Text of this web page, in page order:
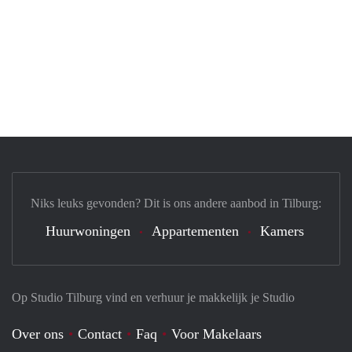
Op Studio Tilburg vind en verhuur je makkelijk je Studio
Over ons Contact Faq Voor Makelaars
Niks leuks gevonden? Dit is ons andere aanbod in Tilburg:
Huurwoningen Appartementen Kamers